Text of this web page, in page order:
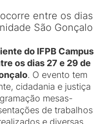
entre os dias
São Gonçalo
do IFPB Campus
os dias 27 e 29 de
. O evento tem
cidadania e justiça
mesas-
de trabalhos
e diversas